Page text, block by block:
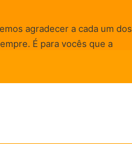
agradecer a cada um dos
É para vocês que a
são realizadas.